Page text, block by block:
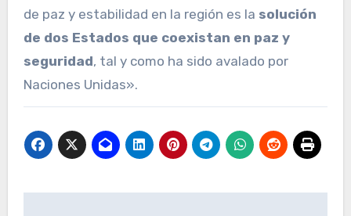
de paz y estabilidad en la región es la solución
de dos Estados que coexistan en paz y
seguridad, tal y como ha sido avalado por
Naciones Unidas».